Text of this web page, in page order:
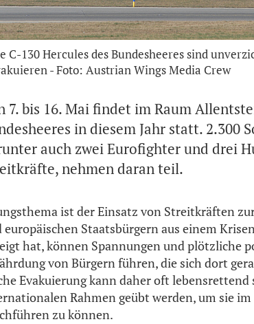
C-130 Hercules des Bundesheeres sind
- Foto: Austrian Wings Media Crew
7. bis 16. Mai findet im Raum
in diesem Jahr statt. 2.300
auch zwei Eurofighter und drei
nehmen daran teil.
ist der Einsatz von Streitkräften
europäischen Staatsbürgern aus einem
hat, können Spannungen und plötzliche
von Bürgern führen, die sich dort
Evakuierung kann daher oft lebensrettend
Rahmen geübt werden, um sie
zu können.